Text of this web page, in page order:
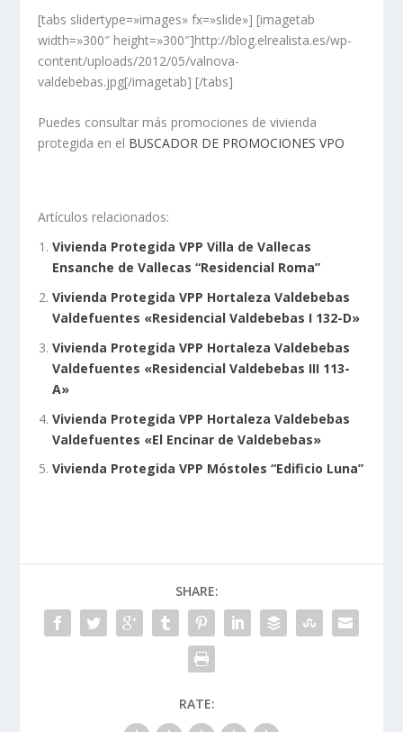
[tabs slidertype=»images» fx=»slide»] [imagetab
width=»300″ height=»300″]http://blog.elrealista.es/wp-
content/uploads/2012/05/valnova-
valdebebas.jpg[/imagetab] [/tabs]
Puedes consultar más promociones de vivienda
protegida en el BUSCADOR DE PROMOCIONES VPO
Artículos relacionados:
Vivienda Protegida VPP Villa de Vallecas
Ensanche de Vallecas “Residencial Roma”
Vivienda Protegida VPP Hortaleza Valdebebas
Valdefuentes «Residencial Valdebebas I 132-D»
Vivienda Protegida VPP Hortaleza Valdebebas
Valdefuentes «Residencial Valdebebas III 113-
A»
Vivienda Protegida VPP Hortaleza Valdebebas
Valdefuentes «El Encinar de Valdebebas»
Vivienda Protegida VPP Móstoles “Edificio Luna”
SHARE:
RATE: